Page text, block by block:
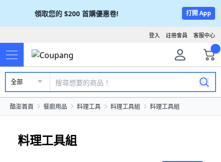
領取您的 $200 首購優惠卷! 打開 App
客服中心
註冊會員
登入
全部
酷澎首頁 餐廚用品 料理工具 料理工具組 料理工具組
料理工具組